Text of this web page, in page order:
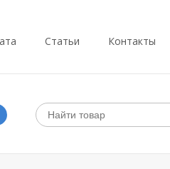
Статьи Контакты